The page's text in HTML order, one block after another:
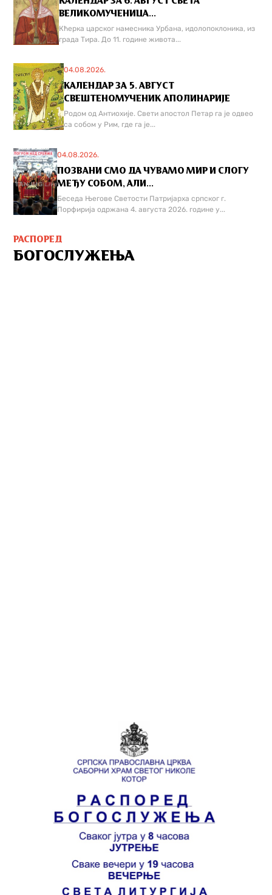
ВЕЛИКОМУЧЕНИЦА...
Кћерка царског намесника Урбана, идолопоклоника, из
града Тира. До 11. године живота...
04.08.2026.
КАЛЕНДАР ЗА 5. АВГУСТ
СВЕШТЕНОМУЧЕНИК АПОЛИНАРИЈЕ
Родом од Антиохије. Свети апостол Петар га је одвео
са собом у Рим, где га је...
04.08.2026.
ПОЗВАНИ СМО ДА ЧУВАМО МИР И СЛОГУ
МЕЂУ СОБОМ, АЛИ...
Беседа Његове Светости Патријарха српског г.
Порфирија одржана 4. августа 2026. године у...
РАСПОРЕД
БОГОСЛУЖЕЊА